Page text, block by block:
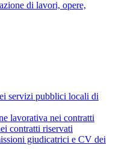
di lavori, opere,
servizi pubblici locali di
lavorativa nei contratti
contratti riservati
giudicatrici e CV dei